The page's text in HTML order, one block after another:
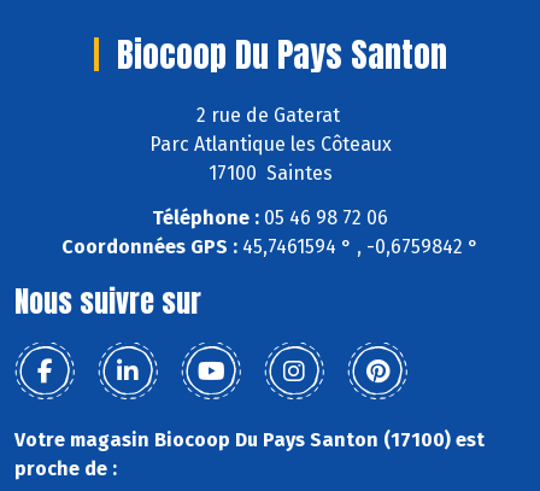
Biocoop Du Pays Santon
2 rue de Gaterat
Parc Atlantique les Côteaux
17100 Saintes
Téléphone : 05 46 98 72 06
Coordonnées GPS : 45,7461594 ° , -0,6759842 °
Nous suivre sur
Votre magasin Biocoop Du Pays Santon (17100) est
proche de :